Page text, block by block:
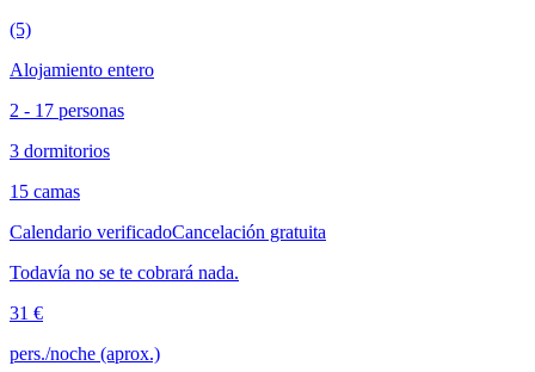
(5)
Alojamiento entero
2 - 17 personas
3 dormitorios
15 camas
Calendario verificadoCancelación gratuita
Todavía no se te cobrará nada.
31 €
pers./noche (aprox.)